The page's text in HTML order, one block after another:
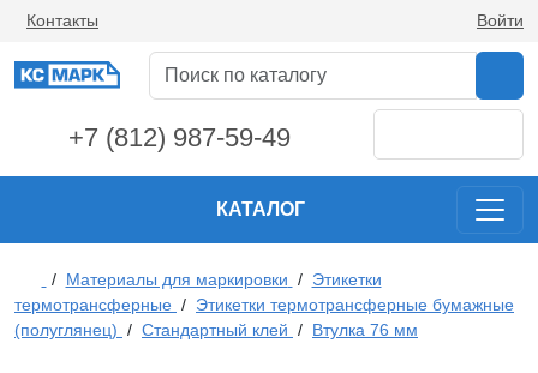
Контакты Войти
+7 (812) 987-59-49
КАТАЛОГ
/ Материалы для маркировки / Этикетки
термотрансферные / Этикетки термотрансферные бумажные
(полуглянец) / Стандартный клей / Втулка 76 мм